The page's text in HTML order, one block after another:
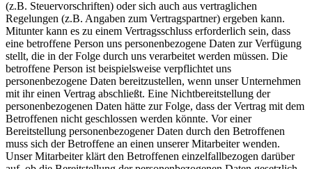
(z.B. Steuervorschriften) oder sich auch aus vertraglichen
Regelungen (z.B. Angaben zum Vertragspartner) ergeben kann.
Mitunter kann es zu einem Vertragsschluss erforderlich sein, dass
eine betroffene Person uns personenbezogene Daten zur Verfügung
stellt, die in der Folge durch uns verarbeitet werden müssen. Die
betroffene Person ist beispielsweise verpflichtet uns
personenbezogene Daten bereitzustellen, wenn unser Unternehmen
mit ihr einen Vertrag abschließt. Eine Nichtbereitstellung der
personenbezogenen Daten hätte zur Folge, dass der Vertrag mit dem
Betroffenen nicht geschlossen werden könnte. Vor einer
Bereitstellung personenbezogener Daten durch den Betroffenen
muss sich der Betroffene an einen unserer Mitarbeiter wenden.
Unser Mitarbeiter klärt den Betroffenen einzelfallbezogen darüber